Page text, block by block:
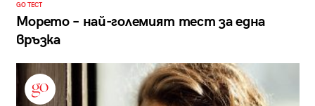
GO ТЕСТ
Морето – най-големият тест за една
връзка